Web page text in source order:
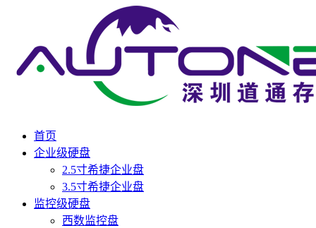
首页
企业级硬盘
2.5寸希捷企业盘
3.5寸希捷企业盘
监控级硬盘
西数监控盘